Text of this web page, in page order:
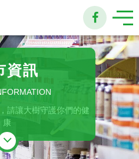
資訊
請讓大樹守護你們的健
康